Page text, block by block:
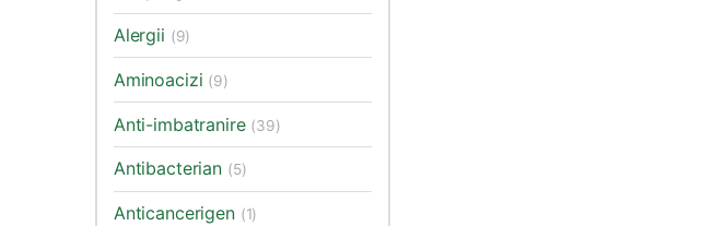
Alergii (9)
Aminoacizi (9)
Anti-imbatranire (39)
Antibacterian (5)
Anticancerigen (1)